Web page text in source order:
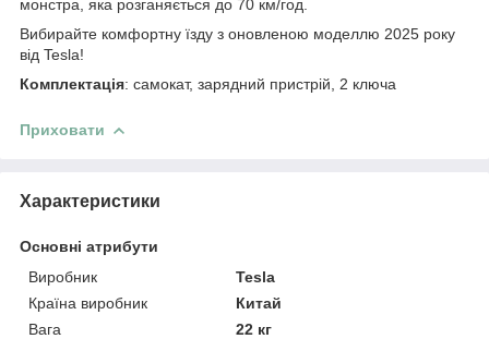
монстра, яка розганяється до 70 км/год.
Вибирайте комфортну їзду з оновленою моделлю 2025 року
від Tesla!
Комплектація: самокат, зарядний пристрій, 2 ключа
Приховати
Характеристики
Основні атрибути
Виробник
Tesla
Країна виробник
Китай
Вага
22 кг